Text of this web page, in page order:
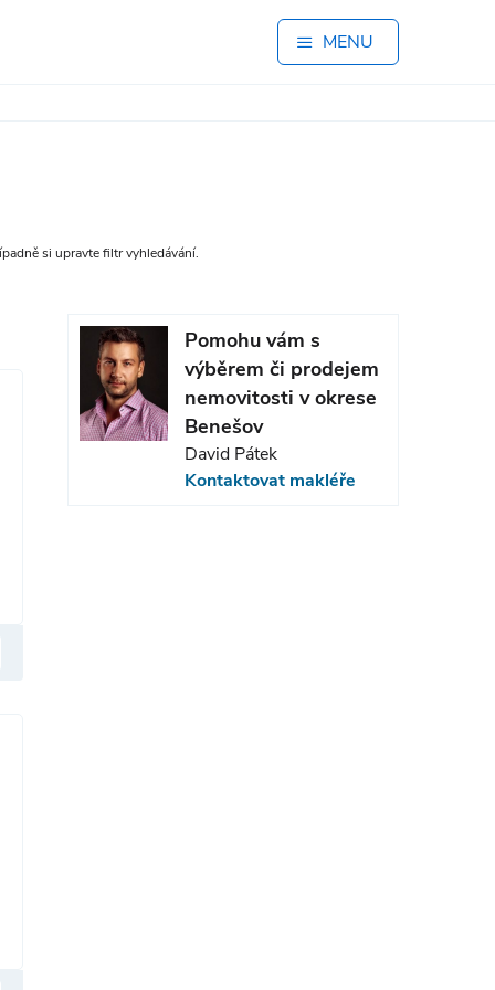
MENU
si upravte filtr vyhledávání.
Pomohu vám s
výběrem či prodejem
nemovitosti v okrese
Benešov
David Pátek
Kontaktovat makléře